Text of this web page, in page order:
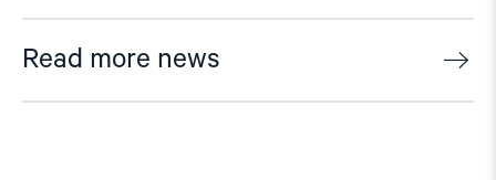
Read more news